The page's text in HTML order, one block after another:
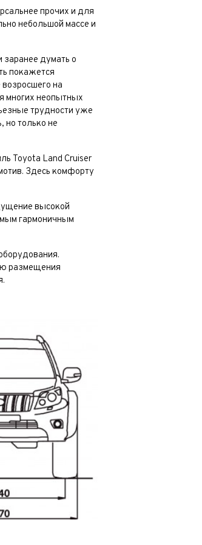
прочих и для
небольшой массе и
думать о
покажется
на
многих неопытных
трудности уже
но только не
Toyota Land Cruiser
Здесь комфорту
высокой
гармоничным
размещения